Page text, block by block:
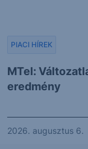
MTel:
eredmény
PIACI HÍREK
2026. augusztus 6.